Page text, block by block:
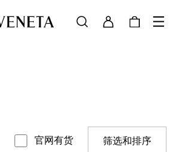
官网有货 筛选和排序